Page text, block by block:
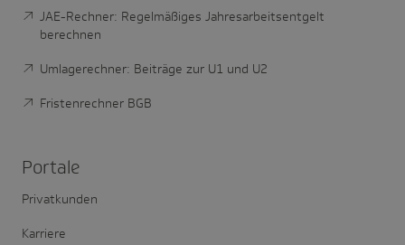
JAE-Rechner: Regelmäßiges Jahresarbeitsentgelt
berechnen
Umlagerechner: Beiträge zur U1 und U2
Fristenrechner BGB
Portale
Privatkunden
Karriere